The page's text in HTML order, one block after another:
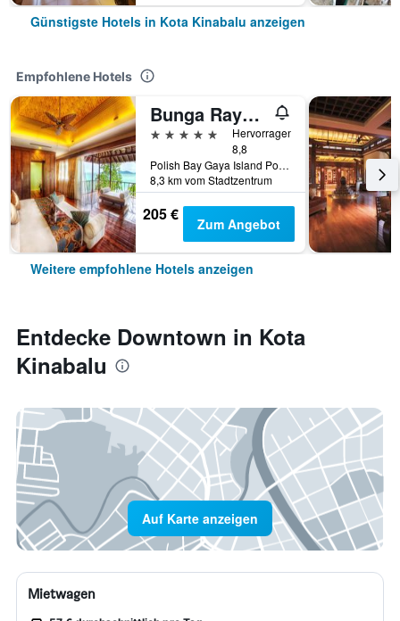
Günstigste Hotels in Kota Kinabalu anzeigen
Empfohlene Hotels
Bunga Raya Island Resort & Spa
5 Sterne
Hervorragend
8,8
Polish Bay Gaya Island Po Box 22036, 88778 Luyang Kota Kinabalu, Borneo Sabah, Kota Kinabalu, Malaysia
8,3 km vom Stadtzentrum
205 € Zum Angebot
Weitere empfohlene Hotels anzeigen
Entdecke Downtown in Kota
Kinabalu
Auf Karte anzeigen
Mietwagen